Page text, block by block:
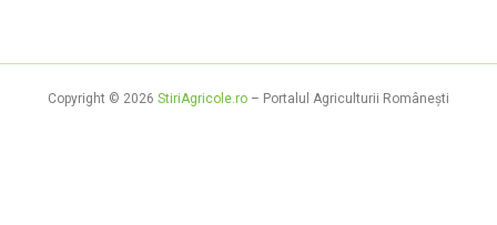
Copyright © 2026 StiriAgricole.ro – Portalul Agriculturii Româneşti